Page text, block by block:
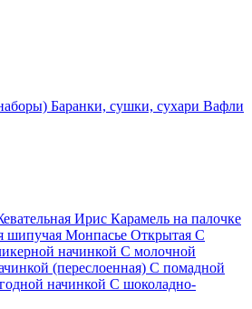
Баранки, сушки, сухари Вафли
Ирис Карамель на палочке
шипучая Монпасье Открытая С
начинкой С молочной
(переслоенная) С помадной
начинкой С шоколадно-